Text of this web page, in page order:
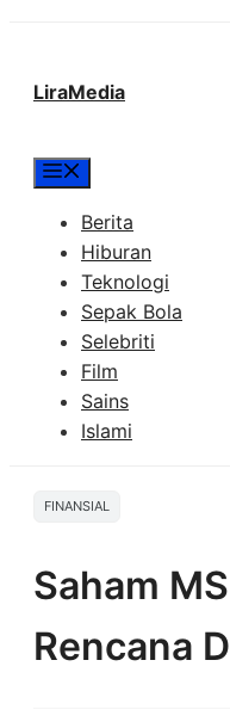
LiraMedia
Berita
Hiburan
Teknologi
Sepak Bola
Selebriti
Film
Sains
Islami
FINANSIAL
Saham
Rencana